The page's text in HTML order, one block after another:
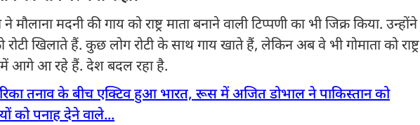
ने मौलाना मदनी की गाय को राष्ट्र माता बनाने वाली टिप्पणी का भी जिक्र किया. उन्होंने
खिलाते हैं. कुछ लोग रोटी के साथ गाय खाते हैं, लेकिन अब वे भी गोमाता को राष्ट्र
में आगे आ रहे हैं. देश बदल रहा है.
तनाव के बीच एक्टिव हुआ भारत, रूस में अजित डोभाल ने पाकिस्तान को
को पनाह देने वाले...